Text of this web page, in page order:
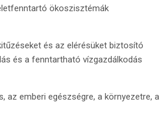
ökoszisztémák
és az elérésüket biztosító
és a fenntartható vízgazdálkodás
az emberi egészségre, a környezetre, a